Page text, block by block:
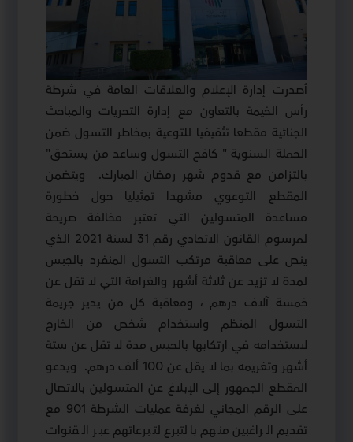
أصدرت إدارة الإعلام والعلاقات العامة في شرطة
رأس الخيمة بالتعاون مع إدارة التحريات والمباحث
الجنائية مقطعا تثقيفيا للتوعية بمخاطر التسول ضمن
الحملة السنوية " كافح التسول وساعد من يستحق"
بالتزامن مع قدوم شهر رمضان المبارك.
ويتضمن
المقطع التوعوي مشهدا تمثيليا حول خطورة
مساعدة المتسولين التي تعتبر مخالفة صريحة
لمرسوم القانون الاتحادي رقم 31 لسنة 2021 الذي
ينص على معاقبة مرتكب التسول المنفرد بالجبس
لمدة لا تزيد عن ثلاثة أشهر والغرامة التي لا تقل عن
خمسة آلاف درهم ، ومعاقبة كل من يدير جريمة
التسول المنظم واستخدام شخص من الخارج
لاستخدامه في ارتكابها بالحبس مدة لا تقل عن ستة
أشهر وتغريمه بما لا يقل عن 100 ألف درهم
. ويدعو
المقطع الجمهور إلى الإبلاغ عن المتسولين بالاتصال
على الرقم المجاني لغرفة عمليات الشرطة 901 مع
تقديم الراغبين منهم بالتبرع لتبرعاتهم عبر القنوات